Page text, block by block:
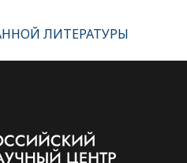
ЛИТЕРАТУРЫ